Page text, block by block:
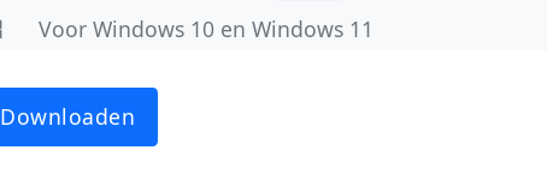
Voor Windows 10 en Windows 11
Downloaden